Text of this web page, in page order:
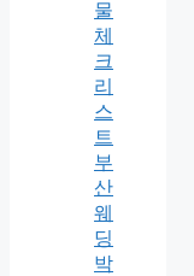
물
체
크
리
스
트
부
산
웨
딩
박